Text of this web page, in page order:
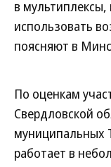
в мультиплексы,
использовать
поясняют в
По оценкам
Свердловской
муниципальных
работает в